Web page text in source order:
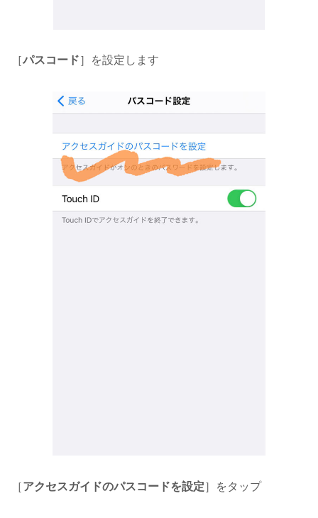
［パスコード］を設定します
［アクセスガイドのパスコードを設定］をタップ